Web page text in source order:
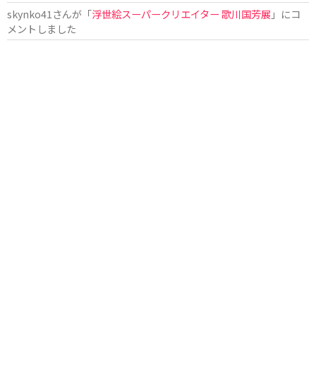
skynko41 さんが「浮世絵スーパークリエイター 歌川国芳展 」にコ
メントしました